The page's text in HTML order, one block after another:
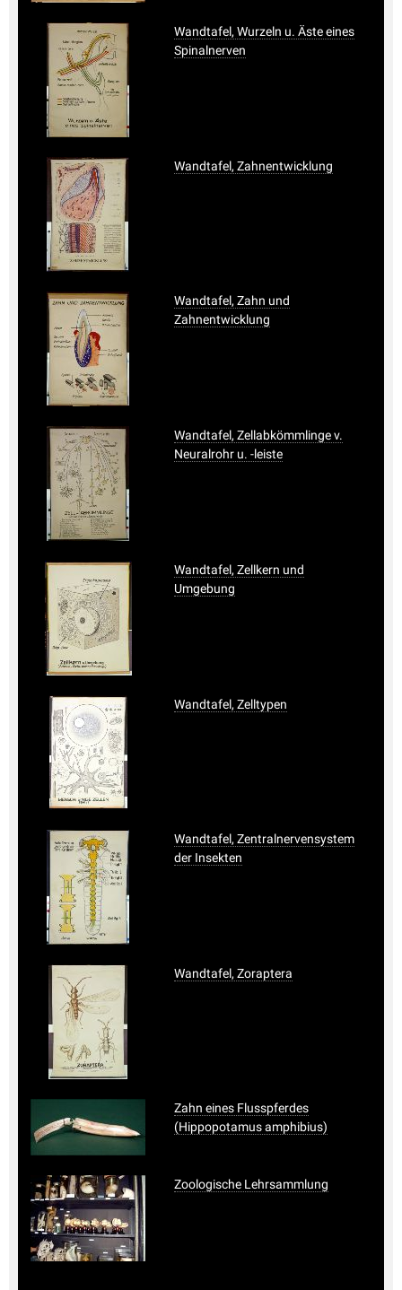
Wandtafel, Wurzeln u. Äste eines
Spinalnerven
Wandtafel, Zahnentwicklung
Wandtafel, Zahn und
Zahnentwicklung
Wandtafel, Zellabkömmlinge v.
Neuralrohr u. -leiste
Wandtafel, Zellkern und
Umgebung
Wandtafel, Zelltypen
Wandtafel, Zentralnervensystem
der Insekten
Wandtafel, Zoraptera
Zahn eines Flusspferdes
(Hippopotamus amphibius)
Zoologische Lehrsammlung